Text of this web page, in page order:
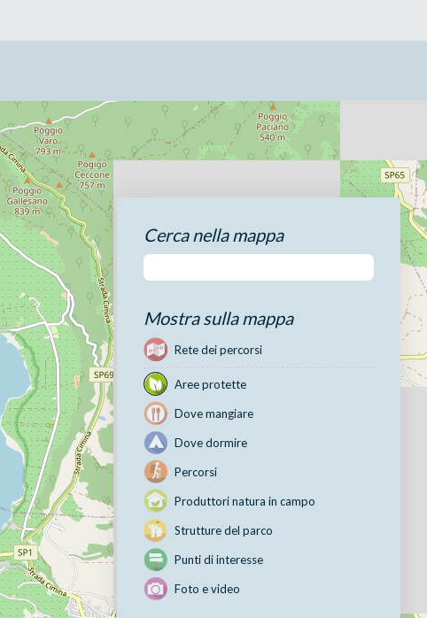
Cerca nella mappa
Mostra sulla mappa
Rete dei percorsi
Aree protette
Dove mangiare
Dove dormire
Percorsi
Produttori natura in campo
Strutture del parco
Punti di interesse
Foto e video